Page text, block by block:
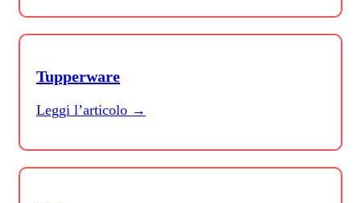
Tupperware
Leggi l’articolo →